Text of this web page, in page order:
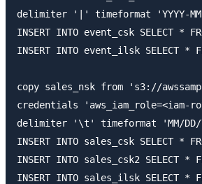
delimiter '|' timeformat 'YYYY-
INSERT INTO event_csk SELECT *
INSERT INTO event_ilsk SELECT *
copy sales_nsk from 's3://
credentials 'aws_iam_role=<iam-
delimiter '\t' timeformat 'MM/DD/
INSERT INTO sales_csk SELECT *
INSERT INTO sales_csk2 SELECT *
INSERT INTO sales_ilsk SELECT *